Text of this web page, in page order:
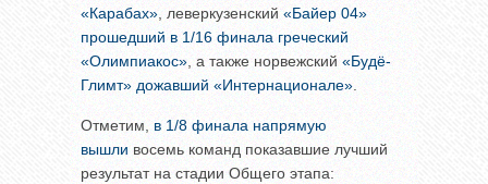
«Карабах» , леверкузенский «Байер 04»
прошедший в 1/16 финала греческий
«Олимпиакос» , а также норвежский «Будё-
Глимт» дожавший «Интернационале»
Отметим, в 1/8 финала напрямую
вышли восемь команд показавшие лучший
результат на стадии Общего этапа: